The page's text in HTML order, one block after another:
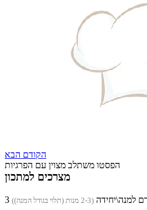
הקודם הבא
הפסטו משתלב מצוין עם הפרגיות
מצרכים למתכון
(2-3 מנות (תלוי בגודל המנה))